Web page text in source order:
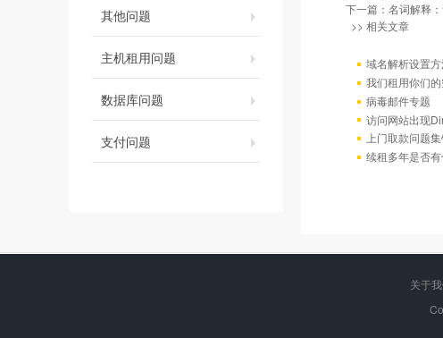
其他问题
主机租用问题
数据库问题
支付问题
下一篇： 名词解释
>> 相关文章
域名解析设置
我们租用你们
病毒邮件专题
访问网站出现
上门取款问题
续租多年是否有
关于